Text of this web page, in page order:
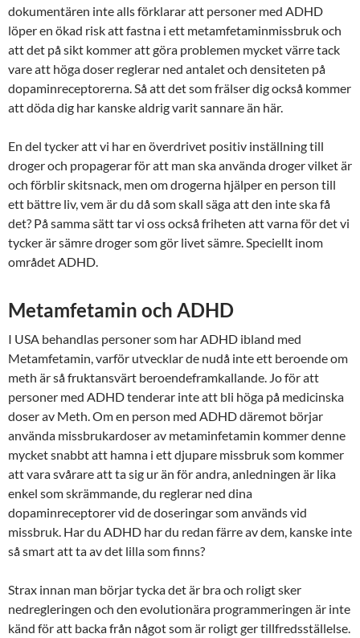
dokumentären inte alls förklarar att personer med ADHD
löper en ökad risk att fastna i ett metamfetaminmissbruk och
att det på sikt kommer att göra problemen mycket värre tack
vare att höga doser reglerar ned antalet och densiteten på
dopaminreceptorerna. Så att det som frälser dig också kommer
att döda dig har kanske aldrig varit sannare än här.
En del tycker att vi har en överdrivet positiv inställning till
droger och propagerar för att man ska använda droger vilket är
och förblir skitsnack, men om drogerna hjälper en person till
ett bättre liv, vem är du då som skall säga att den inte ska få
det? På samma sätt tar vi oss också friheten att varna för det vi
tycker är sämre droger som gör livet sämre. Speciellt inom
området ADHD.
Metamfetamin och ADHD
I USA behandlas personer som har ADHD ibland med
Metamfetamin, varför utvecklar de nudå inte ett beroende om
meth är så fruktansvärt beroendeframkallande. Jo för att
personer med ADHD tenderar inte att bli höga på medicinska
doser av Meth. Om en person med ADHD däremot börjar
använda missbrukardoser av metaminfetamin kommer denne
mycket snabbt att hamna i ett djupare missbruk som kommer
att vara svårare att ta sig ur än för andra, anledningen är lika
enkel som skrämmande, du reglerar ned dina
dopaminreceptorer vid de doseringar som används vid
missbruk. Har du ADHD har du redan färre av dem, kanske inte
så smart att ta av det lilla som finns?
Strax innan man börjar tycka det är bra och roligt sker
nedregleringen och den evolutionära programmeringen är inte
känd för att backa från något som är roligt ger tillfredsställelse.